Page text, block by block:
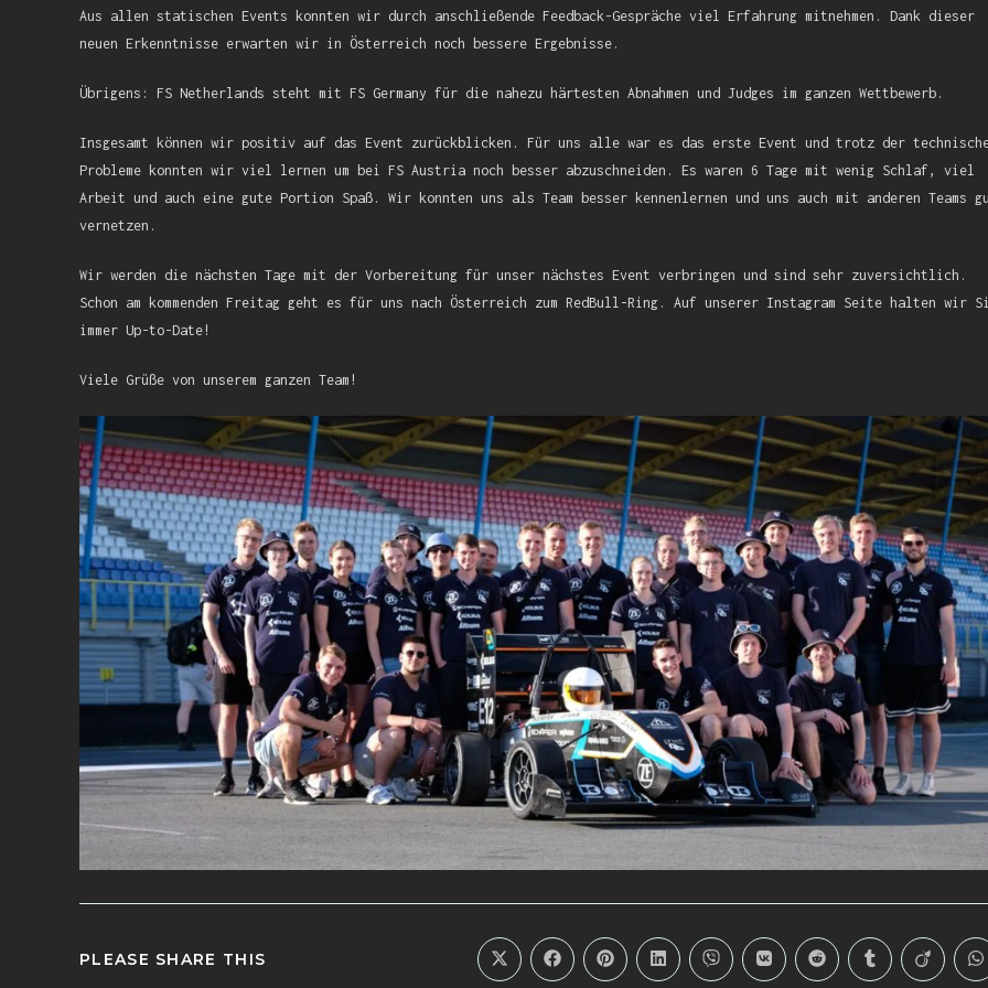
Aus allen statischen Events konnten wir durch anschließende Feedback-Gespräche viel Erfahrung mitnehmen. Dank dieser
neuen Erkenntnisse erwarten wir in Österreich noch bessere Ergebnisse.
Übrigens: FS Netherlands steht mit FS Germany für die nahezu härtesten Abnahmen und Judges im ganzen Wettbewerb.
Insgesamt können wir positiv auf das Event zurückblicken. Für uns alle war es das erste Event und trotz der
Probleme konnten wir viel lernen um bei FS Austria noch besser abzuschneiden. Es waren 6 Tage mit wenig Schlaf, viel
Arbeit und auch eine gute Portion Spaß. Wir konnten uns als Team besser kennenlernen und uns auch mit anderen Teams
vernetzen.
Wir werden die nächsten Tage mit der Vorbereitung für unser nächstes Event verbringen und sind sehr zuversichtlich.
Schon am kommenden Freitag geht es für uns nach Österreich zum RedBull-Ring. Auf unserer Instagram Seite halten wir
immer Up-to-Date!
Viele Grüße von unserem ganzen Team!
PLEASE SHARE THIS